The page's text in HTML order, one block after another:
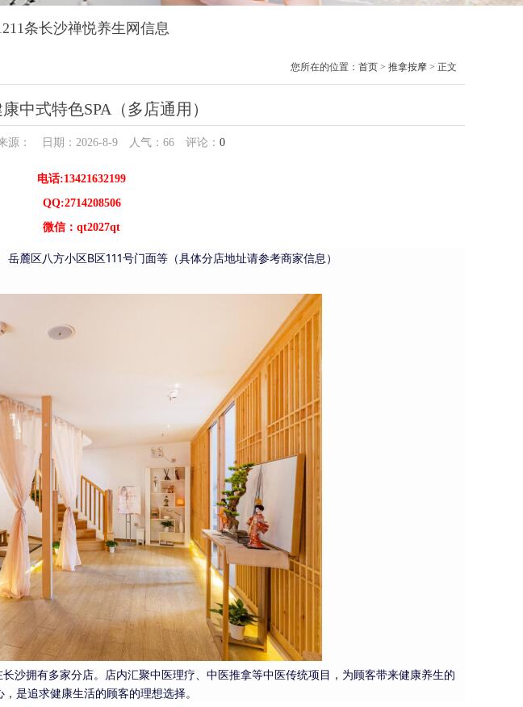
条长沙禅悦养生网信息
您所在的位置： 首页 > 推拿按摩 > 正文
中式特色SPA（多店通用）
源： 日期：2026-8-9 人气： 66 评论： 0
电话:13421632199
QQ:2714208506
微信：qt2027qt
麓区八方小区B区111号门面等（具体分店地址请参考商家信息）
沙拥有多家分店。店内汇聚中医理疗、中医推拿等中医传统项目，为顾客带来健康养生的
是追求健康生活的顾客的理想选择。